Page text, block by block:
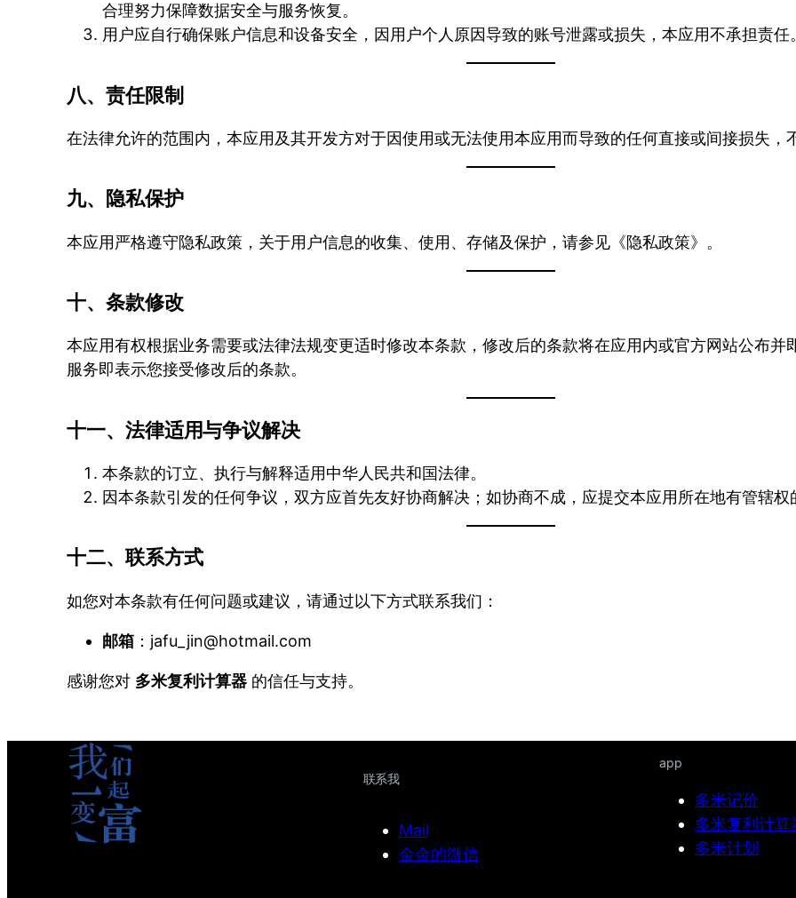
合理努力保障数据安全与服务恢复。
用户应自行确保账户信息和设备安全，因用户个人原因导致的账号泄露或损失，本应用不承担责任
八、责任限制
在法律允许的范围内，本应用及其开发方对于因使用或无法使用本应用而导致的任何直接或间接损失，
九、隐私保护
本应用严格遵守隐私政策，关于用户信息的收集、使用、存储及保护，请参见《隐私政策》。
十、条款修改
本应用有权根据业务需要或法律法规变更适时修改本条款，修改后的条款将在应用内或官方网站公布并
服务即表示您接受修改后的条款。
十一、法律适用与争议解决
本条款的订立、执行与解释适用中华人民共和国法律。
因本条款引发的任何争议，双方应首先友好协商解决；如协商不成，应提交本应用所在地有管辖
十二、联系方式
如您对本条款有任何问题或建议，请通过以下方式联系我们：
邮箱 ： jafu_jin@hotmail.com
感谢您对 多米复利计算器 的信任与支持。
联系我
Mail
金金的微信
app
多米记价
多米复利计算
多米计划